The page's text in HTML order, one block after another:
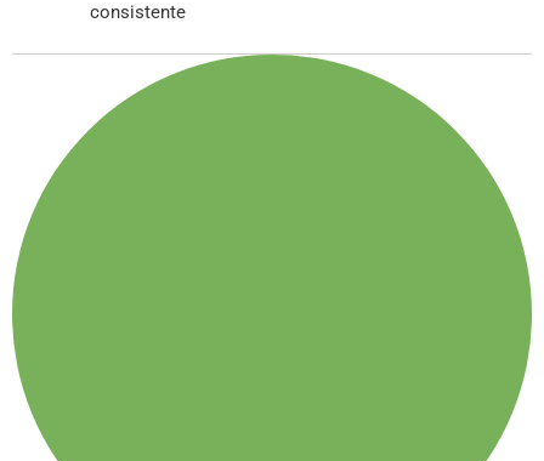
consistente